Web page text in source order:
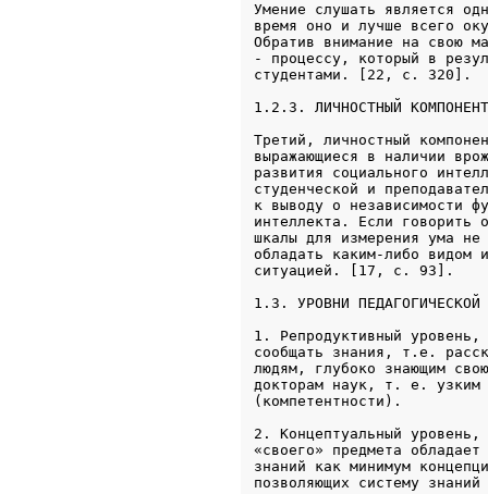
Умение слушать является
время оно и лучше всего
Обратив внимание на свою
- процессу, который в
1.2.3. ЛИЧНОСТНЫЙ
Третий, личностный
выражающиеся в наличии
развития социального
студенческой и
к выводу о независимости
интеллекта. Если говорить
шкалы для измерения ума
обладать каким-либо видом
1.3. УРОВНИ ПЕДАГОГИЧЕСКОЙ
1. Репродуктивный уровень,
сообщать знания, т.е.
людям, глубоко знающим
докторам наук, т. е. узким
(компетентности).
2. Концептуальный уровень,
«своего» предмета
знаний как минимум
позволяющих систему